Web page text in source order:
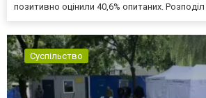
позитивно оцінили 40,6% опитаних. Розподіл
Суспільство